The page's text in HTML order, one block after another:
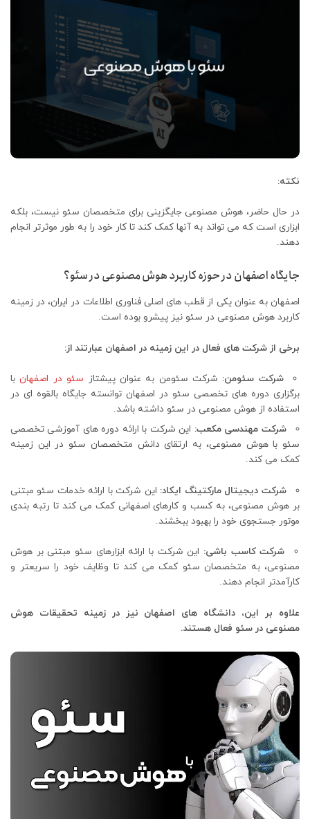
نکته:
در حال حاضر، هوش مصنوعی جایگزینی برای متخصصان سئو نیست، بلکه
ابزاری است که می تواند به آنها کمک کند تا کار خود را به طور موثرتر انجام
دهند.
جایگاه اصفهان در حوزه کاربرد هوش مصنوعی در سئو؟
اصفهان به عنوان یکی از قطب های اصلی فناوری اطلاعات در ایران، در زمینه
کاربرد هوش مصنوعی در سئو نیز پیشرو بوده است.
برخی از شرکت های فعال در این زمینه در اصفهان عبارتند از:
شرکت سئومن: شرکت سئومن به عنوان پیشتاز سئو در اصفهانبا
برگزاری دوره های تخصصی سئو در اصفهان توانسته جایگاه بالقوه ای در
استفاده از هوش مصنوعی در سئو داشته باشد.
شرکت مهندسی مکعب: این شرکت با ارائه دوره های آموزشی تخصصی
سئو با هوش مصنوعی، به ارتقای دانش متخصصان سئو در این زمینه
کمک می کند.
شرکت دیجیتال مارکتینگ ایکاد: این شرکت با ارائه خدمات سئو مبتنی
بر هوش مصنوعی، به کسب و کارهای اصفهانی کمک می کند تا رتبه بندی
موتور جستجوی خود را بهبود ببخشند.
شرکت کاسب باشی: این شرکت با ارائه ابزارهای سئو مبتنی بر هوش
مصنوعی، به متخصصان سئو کمک می کند تا وظایف خود را سریعتر و
کارآمدتر انجام دهند.
علاوه بر این، دانشگاه های اصفهان نیز در زمینه تحقیقات هوش
مصنوعی در سئو فعال هستند.